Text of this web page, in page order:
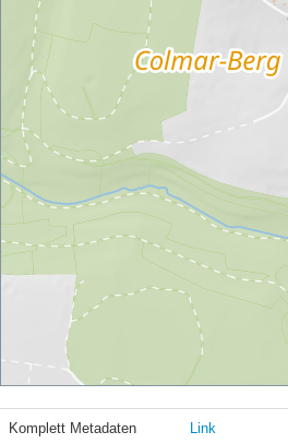
Komplett Metadaten Link